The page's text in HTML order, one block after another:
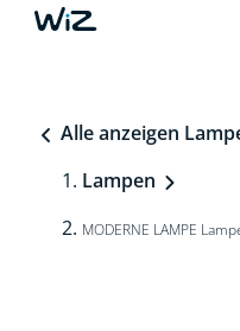
Alle anzeigen
Lampen
MODERNE LAMPE